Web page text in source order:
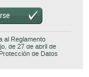
al Reglamento
de 27 de abril de
de Datos